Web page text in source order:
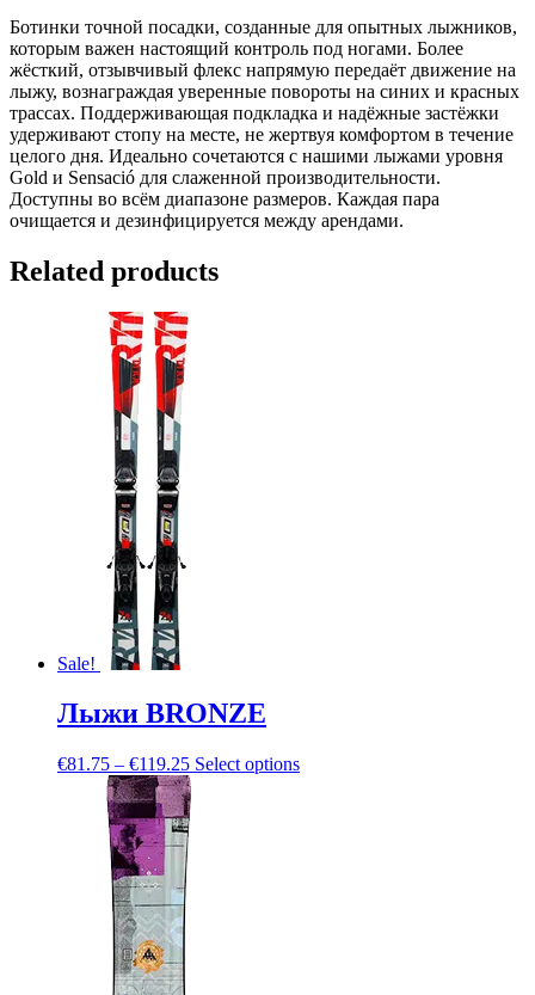
Ботинки точной посадки, созданные для опытных лыжников,
которым важен настоящий контроль под ногами. Более
жёсткий, отзывчивый флекс напрямую передаёт движение на
лыжу, вознаграждая уверенные повороты на синих и красных
трассах. Поддерживающая подкладка и надёжные застёжки
удерживают стопу на месте, не жертвуя комфортом в течение
целого дня. Идеально сочетаются с нашими лыжами уровня
Gold и Sensació для слаженной производительности.
Доступны во всём диапазоне размеров. Каждая пара
очищается и дезинфицируется между арендами.
Related products
Sale!
Лыжи BRONZE
€81.75 – €119.25 Select options